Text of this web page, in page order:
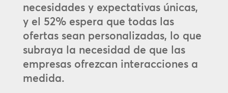
necesidades y expectativas únicas,
y el 52% espera que todas las
ofertas sean personalizadas, lo que
subraya la necesidad de que las
empresas ofrezcan interacciones a
medida.